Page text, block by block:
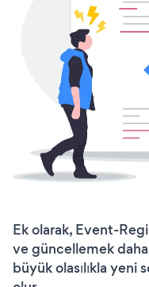
Ek olarak, Event-
ve güncellemek
büyük olasılıkla yeni